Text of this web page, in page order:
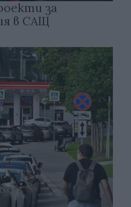
за
в САЩ